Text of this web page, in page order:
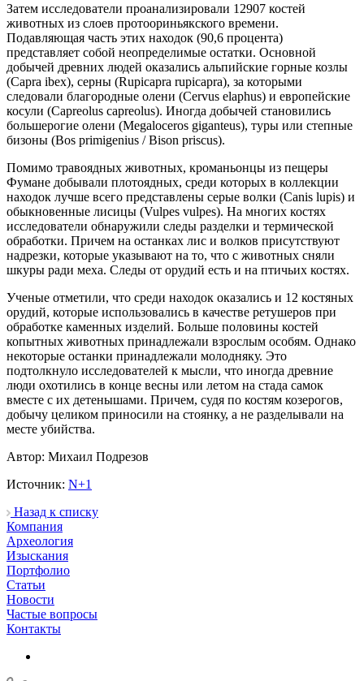
Затем исследователи проанализировали 12907 костей
животных из слоев протоориньякского времени.
Подавляющая часть этих находок (90,6 процента)
представляет собой неопределимые остатки. Основной
добычей древних людей оказались альпийские горные козлы
(Capra ibex), серны (Rupicapra rupicapra), за которыми
следовали благородные олени (Cervus elaphus) и европейские
косули (Capreolus capreolus). Иногда добычей становились
большерогие олени (Megaloceros giganteus), туры или степные
бизоны (Bos primigenius / Bison priscus).
Помимо травоядных животных, кроманьонцы из пещеры
Фумане добывали плотоядных, среди которых в коллекции
находок лучше всего представлены серые волки (Canis lupis) и
обыкновенные лисицы (Vulpes vulpes). На многих костях
исследователи обнаружили следы разделки и термической
обработки. Причем на останках лис и волков присутствуют
надрезки, которые указывают на то, что с животных сняли
шкуры ради меха. Следы от орудий есть и на птичьих костях.
Ученые отметили, что среди находок оказались и 12 костяных
орудий, которые использовались в качестве ретушеров при
обработке каменных изделий. Больше половины костей
копытных животных принадлежали взрослым особям. Однако
некоторые останки принадлежали молодняку. Это
подтолкнуло исследователей к мысли, что иногда древние
люди охотились в конце весны или летом на стада самок
вместе с их детенышами. Причем, судя по костям козерогов,
добычу целиком приносили на стоянку, а не разделывали на
месте убийства.
Автор: Михаил Подрезов
Источник: N+1
Назад к списку
Компания
Археология
Изыскания
Портфолио
Статьи
Новости
Частые вопросы
Контакты